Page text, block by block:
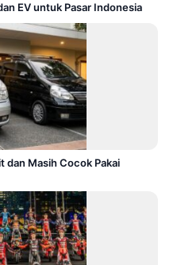
EV untuk Pasar Indonesia
dan Masih Cocok Pakai